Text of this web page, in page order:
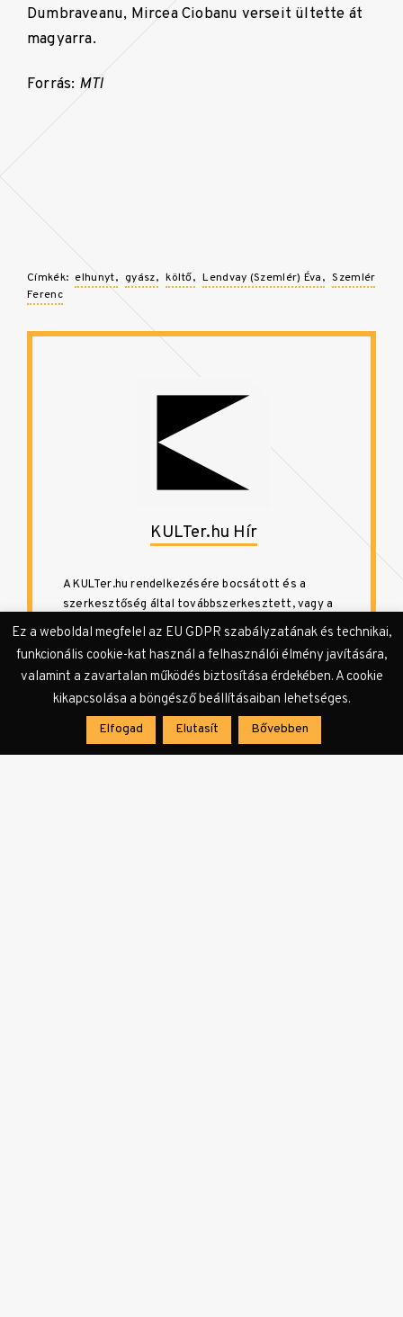
Dumbraveanu, Mircea Ciobanu verseit ültette át
magyarra.
Forrás: MTI
Címkék: elhunyt gyász költő Lendvay (Szemlér) Éva
Szemlér
Ferenc
KULTer.hu Hír
A KULTer.hu rendelkezésére bocsátott és a
szerkesztőség által továbbszerkesztett, vagy a
szerkesztőség által összeállított sajtóanyagok
és a szerkesztőségi hírek megjelenési formája.
Ez a weboldal megfelel az EU GDPR szabályzatának és technikai,
funkcionális cookie-kat használ a felhasználói élmény javítására,
valamint a zavartalan működés biztosítása érdekében. A cookie
kikapcsolása a böngésző beállításaiban lehetséges.
Elfogad Elutasít Bővebben